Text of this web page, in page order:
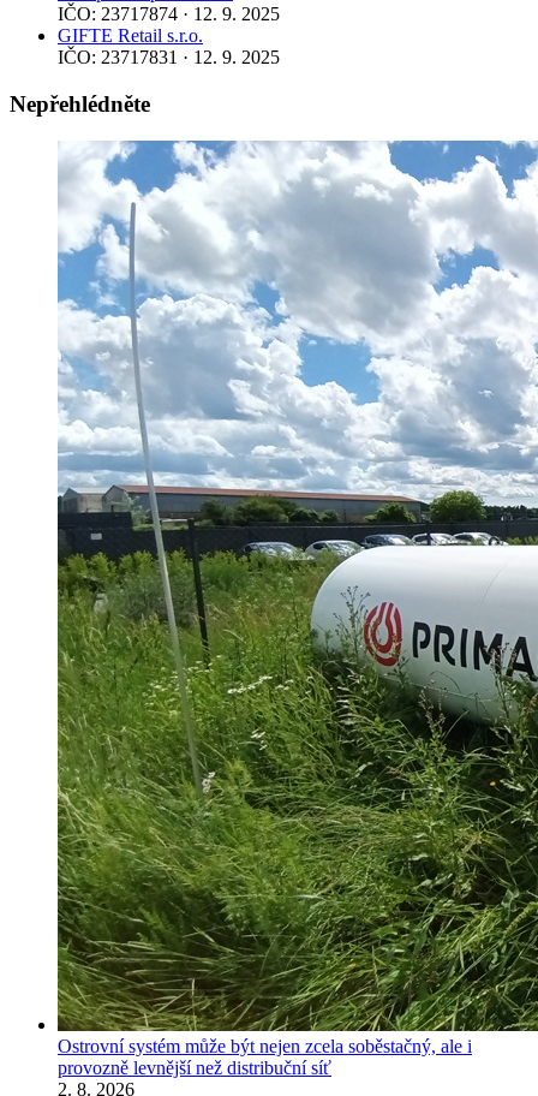
IČO: 23717874 · 12. 9. 2025
GIFTE Retail s.r.o.
IČO: 23717831 · 12. 9. 2025
Nepřehlédněte
Ostrovní systém může být nejen zcela soběstačný, ale i
provozně levnější než distribuční síť
2. 8. 2026